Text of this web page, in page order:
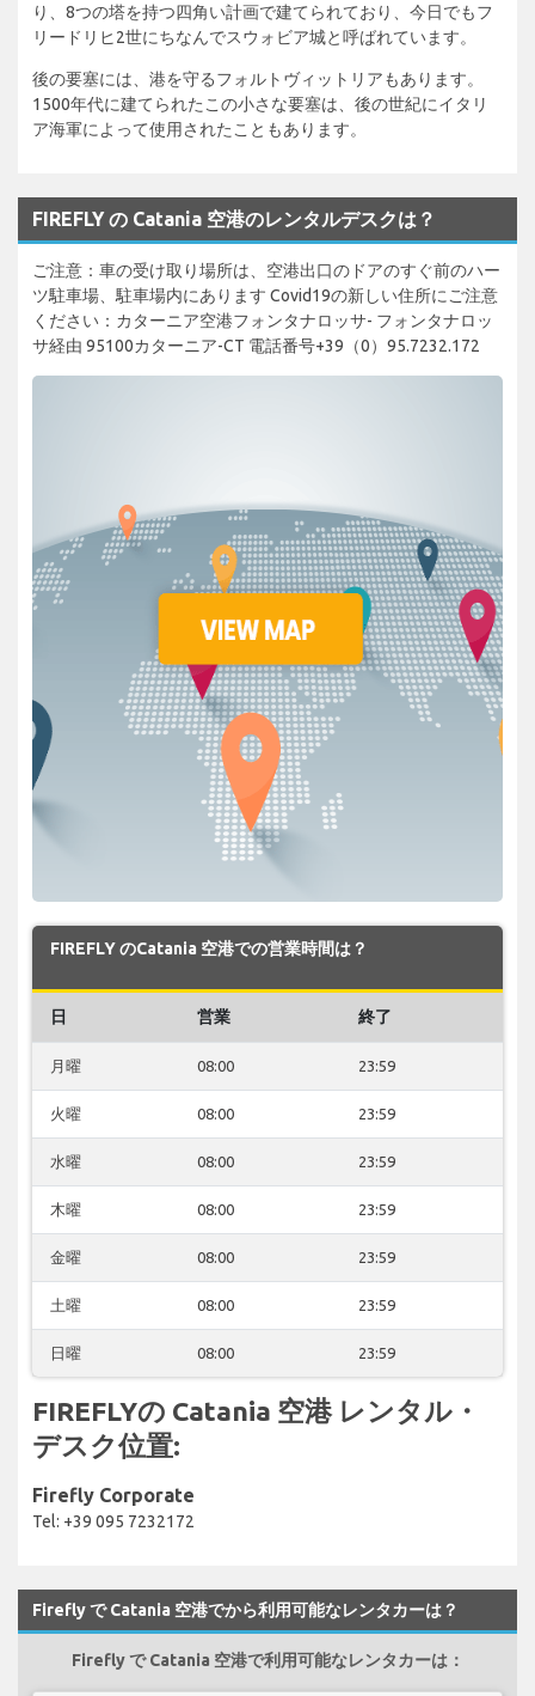
り、8つの塔を持つ四角い計画で建てられており、今日でもフ
リードリヒ2世にちなんでスウォビア城と呼ばれています。
後の要塞には、港を守るフォルトヴィットリアもあります。
1500年代に建てられたこの小さな要塞は、後の世紀にイタリ
ア海軍によって使用されたこともあります。
FIREFLY の Catania 空港のレンタルデスクは？
ご注意：車の受け取り場所は、空港出口のドアのすぐ前のハー
ツ駐車場、駐車場内にあります Covid19の新しい住所にご注意
ください：カターニア空港フォンタナロッサ- フォンタナロッ
サ経由 95100カターニア-CT 電話番号+39（0）95.7232.172
FIREFLY のCatania 空港での営業時間は？
日 営業 終了
月曜 08:00 23:59
火曜 08:00 23:59
水曜 08:00 23:59
木曜 08:00 23:59
金曜 08:00 23:59
土曜 08:00 23:59
日曜 08:00 23:59
FIREFLYの Catania 空港 レンタル・
デスク位置:
Firefly Corporate
Tel: +39 095 7232172
Firefly で Catania 空港でから利用可能なレンタカーは？
Firefly で Catania 空港で利用可能なレンタカーは：